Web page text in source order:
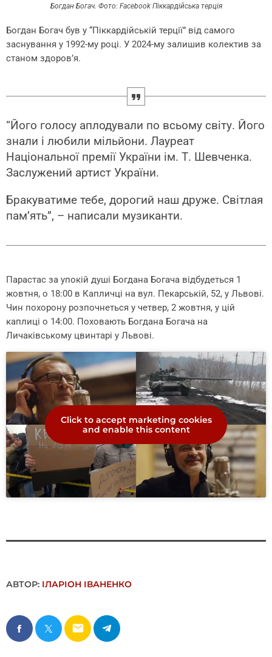
Богдан Богач. Фото: Facebook Піккардійська терція
Богдан Богач був у “Піккардійській терції” від самого
заснування у 1992-му році. У 2024-му залишив колектив за
станом здоров’я.
“Його голосу аплодували по всьому світу. Його
знали і любили мільйони. Лауреат
Національної премії України ім. Т. Шевченка.
Заслужений артист України.
Бракуватиме тебе, дорогий наш друже. Світлая
памʼять”, – написали музиканти.
Парастас за упокій душі Богдана Богача відбудеться 1
жовтня, о 18:00 в Капличці на вул. Пекарській, 52, у Львові.
Чин похорону розпочнеться у четвер, 2 жовтня, у цій
каплиці о 14:00. Поховають Богдана Богача на
Личаківському цвинтарі у Львові.
Click to accept marketing cookies
and enable this content
АВТОР: ІЛАРІОН ІВАНЕНКО
email